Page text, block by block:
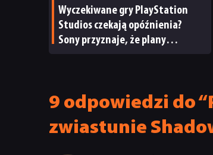
Wyczekiwane gry PlayStation
Studios czekają opóźnienia?
Sony przyznaje, że plany
9 odpowiedzi do
zwiastunie